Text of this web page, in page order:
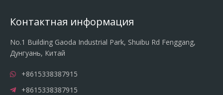
Контактная информация
No.1 Building Gaoda Industrial Park, Shuibu Rd Fenggang,
Дунгуань, Китай
+8615338387915
+8615338387915